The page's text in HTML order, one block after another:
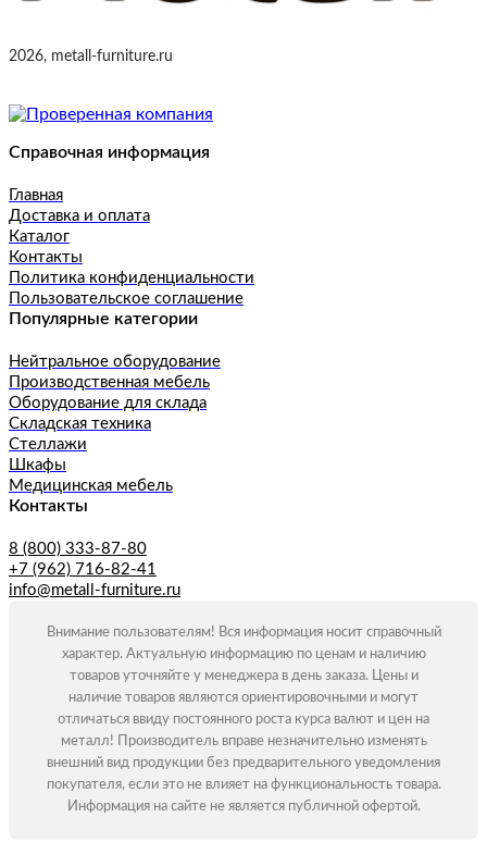
2026, metall-furniture.ru
Справочная информация
Главная
Доставка и оплата
Каталог
Контакты
Политика конфиденциальности
Пользовательское соглашение
Популярные категории
Нейтральное оборудование
Производственная мебель
Оборудование для склада
Складская техника
Стеллажи
Шкафы
Медицинская мебель
Контакты
8 (800) 333-87-80
+7 (962) 716-82-41
info@metall-furniture.ru
Внимание пользователям! Вся информация носит справочный
характер. Актуальную информацию по ценам и наличию
товаров уточняйте у менеджера в день заказа. Цены и
наличие товаров являются ориентировочными и могут
отличаться ввиду постоянного роста курса валют и цен на
металл! Производитель вправе незначительно изменять
внешний вид продукции без предварительного уведомления
покупателя, если это не влияет на функциональность товара.
Информация на сайте не является публичной офертой.